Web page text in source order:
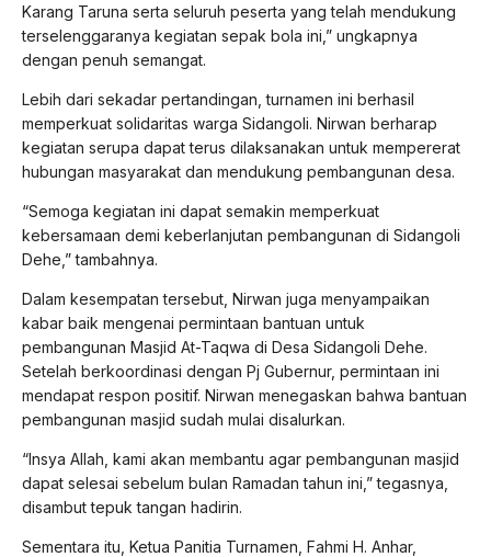
Karang Taruna serta seluruh peserta yang telah mendukung
terselenggaranya kegiatan sepak bola ini,” ungkapnya
dengan penuh semangat.
Lebih dari sekadar pertandingan, turnamen ini berhasil
memperkuat solidaritas warga Sidangoli. Nirwan berharap
kegiatan serupa dapat terus dilaksanakan untuk mempererat
hubungan masyarakat dan mendukung pembangunan desa.
“Semoga kegiatan ini dapat semakin memperkuat
kebersamaan demi keberlanjutan pembangunan di Sidangoli
Dehe,” tambahnya.
Dalam kesempatan tersebut, Nirwan juga menyampaikan
kabar baik mengenai permintaan bantuan untuk
pembangunan Masjid At-Taqwa di Desa Sidangoli Dehe.
Setelah berkoordinasi dengan Pj Gubernur, permintaan ini
mendapat respon positif. Nirwan menegaskan bahwa bantuan
pembangunan masjid sudah mulai disalurkan.
“Insya Allah, kami akan membantu agar pembangunan masjid
dapat selesai sebelum bulan Ramadan tahun ini,” tegasnya,
disambut tepuk tangan hadirin.
Sementara itu, Ketua Panitia Turnamen, Fahmi H. Anhar,